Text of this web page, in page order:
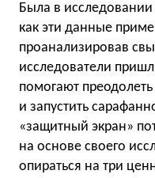
Была в
как эти данные
проанализировав
исследователи
помогают
и запустить
«защитный экран»
на основе своего
опираться на три